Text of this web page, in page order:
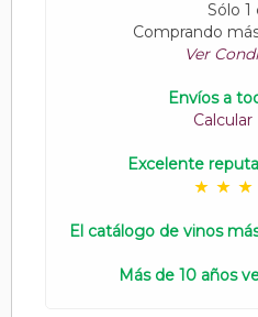
Sólo 1
Comprando
Ver
Envíos a
Calcular
Excelente
El catálogo de vinos
Más de 10 años